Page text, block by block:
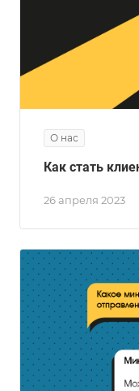
О нас
26 апреля 2023
Как стать